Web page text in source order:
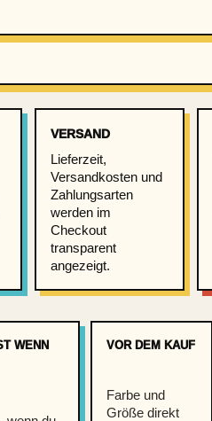
VERSAND
Lieferzeit,
Versandkosten und
Zahlungsarten
werden im
Checkout
transparent
angezeigt.
WENN VOR DEM KAUF
Farbe und
Größe direkt